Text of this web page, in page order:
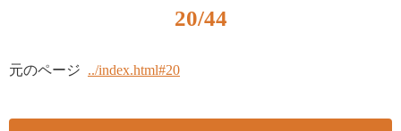
20/44
元のページ ../index.html#20